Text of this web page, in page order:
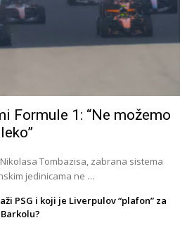
Formule 1: “Ne možemo
Tombazisa, zabrana sistema
jedinicama ne …
PSG i koji je Liverpulov “plafon” za